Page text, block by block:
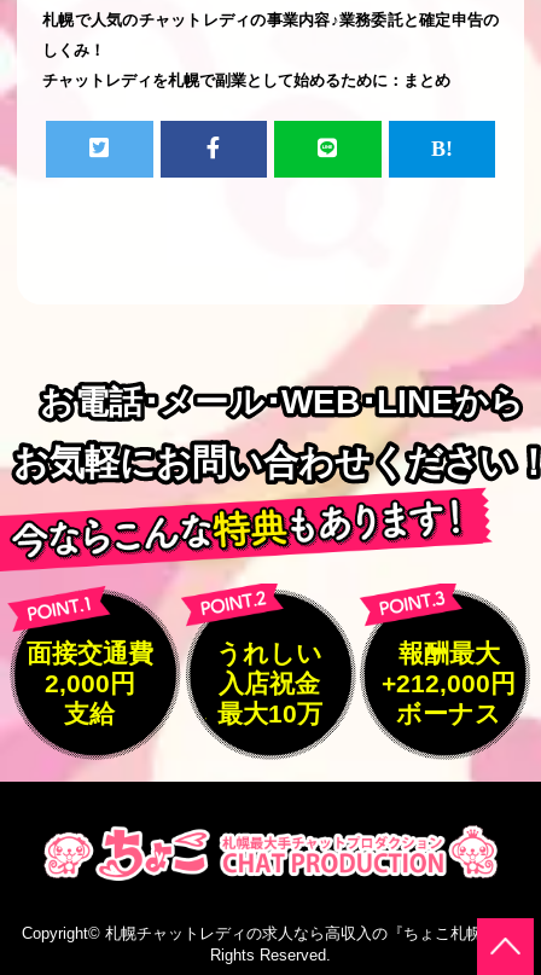
札幌で人気のチャットレディの事業内容♪業務委託と確定申告の
しくみ！
チャットレディを札幌で副業として始めるために：まとめ
お電話･メール･WEB･LINEから
お電話･メール･WEB･LINEから
お気軽にお問い合わせください
お気軽にお問い合わせください
面接交通費
2,000円
支給
うれしい
入店祝金
最大10万
報酬最大
+212,000円
ボーナス
Copyright© 札幌チャットレディの求人なら高収入の『ちょこ札幌』
All
Rights Reserved.